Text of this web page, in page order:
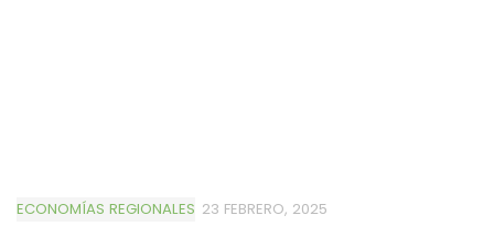
ECONOMÍAS REGIONALES 23 FEBRERO, 2025